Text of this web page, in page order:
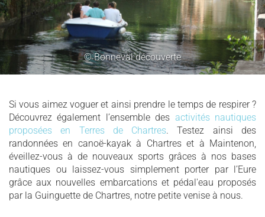
© Bonneval découverte
Si vous aimez voguer et ainsi prendre le temps de respirer ?
Découvrez également l’ensemble des activités nautiques
proposées en Terres de Chartres. Testez ainsi des
randonnées en canoë-kayak à Chartres et à Maintenon,
éveillez-vous à de nouveaux sports grâces à nos bases
nautiques ou laissez-vous simplement porter par l’Eure
grâce aux nouvelles embarcations et pédal'eau proposés
par la Guinguette de Chartres, notre petite venise à nous.